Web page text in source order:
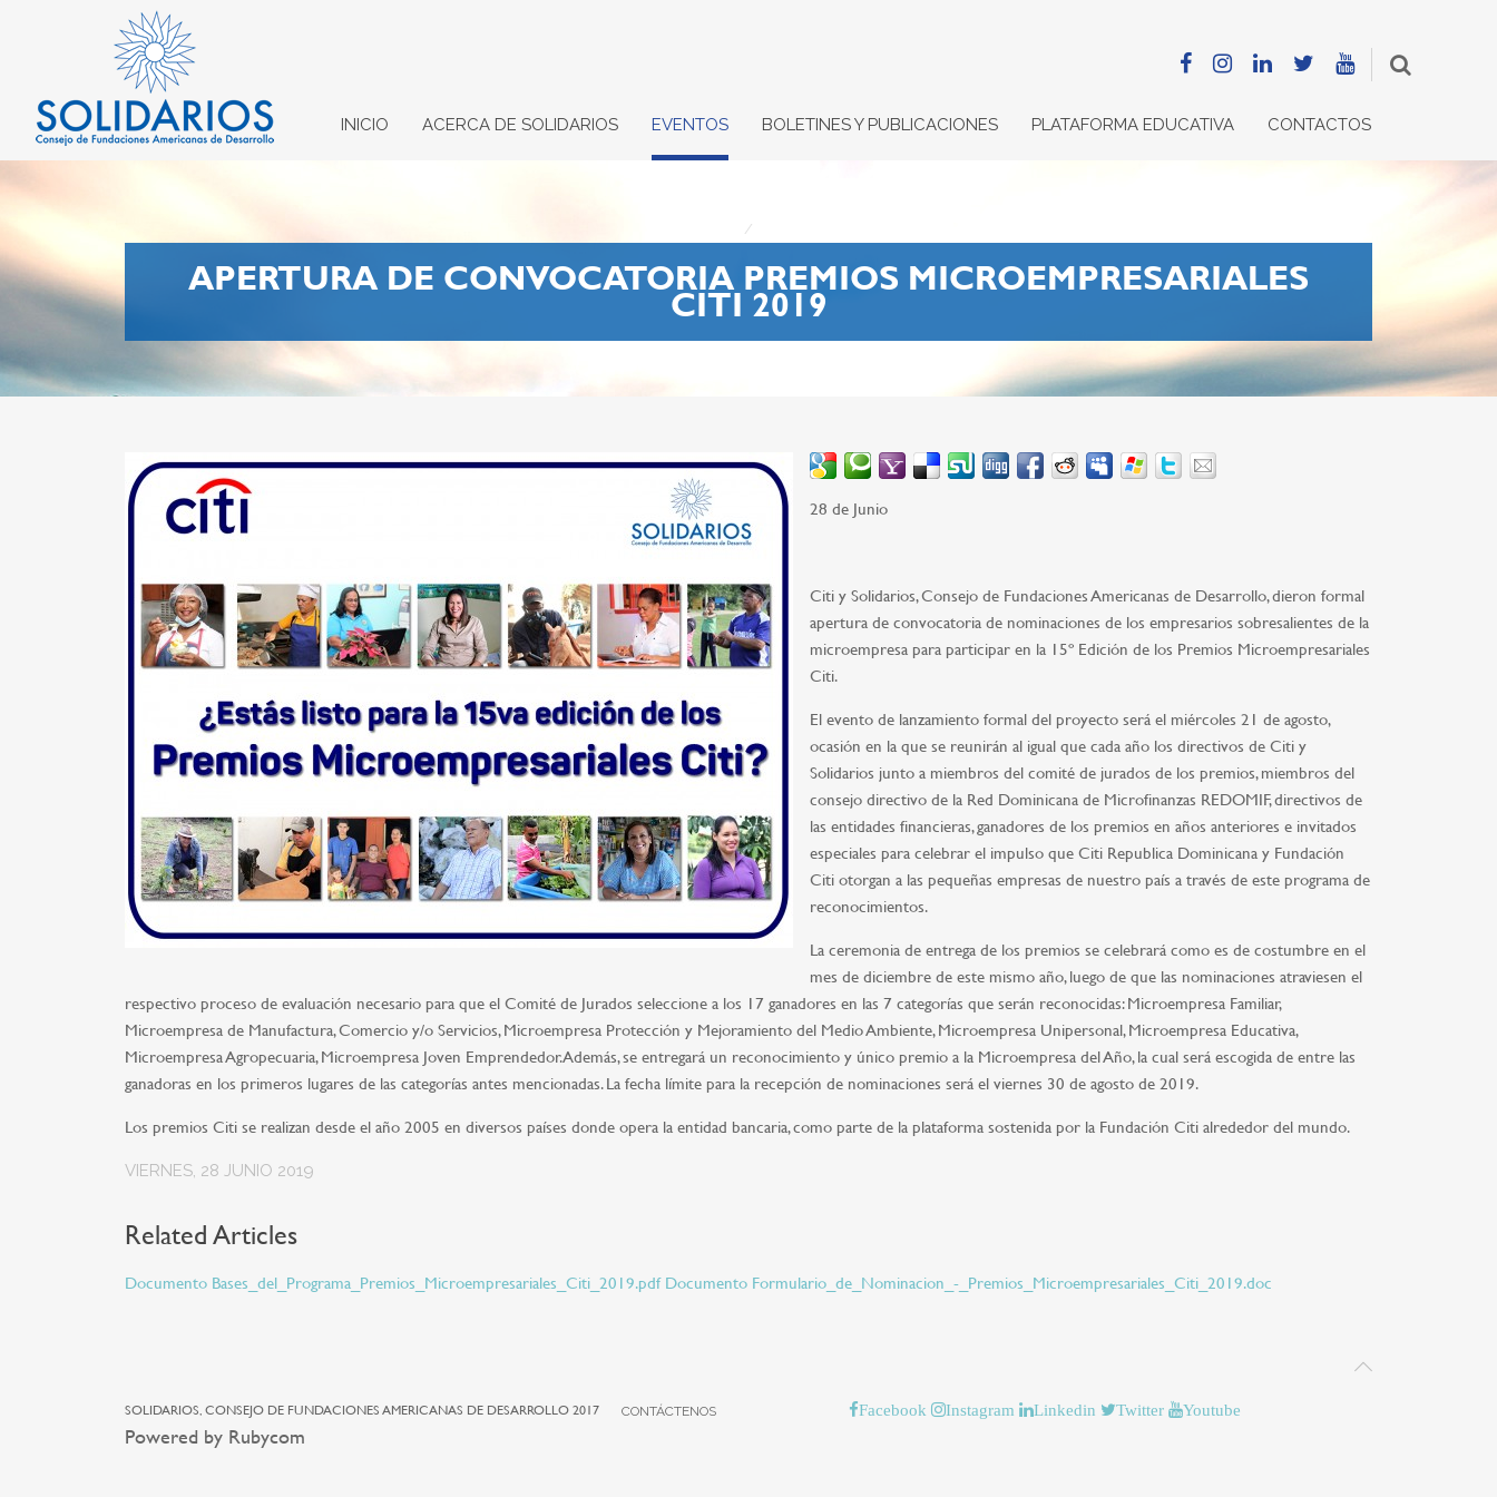
INICIO ACERCA DE SOLIDARIOS EVENTOS BOLETINES Y PUBLICACIONES PLATAFORMA EDUCATIVA CONTACTOS
APERTURA DE CONVOCATORIA PREMIOS MICROEMPRESARIALES
CITI 2019
28 de Junio
Citi y Solidarios, Consejo de Fundaciones Americanas de Desarrollo, dieron formal
apertura de convocatoria de nominaciones de los empresarios sobresalientes de la
microempresa para participar en la 15º Edición de los Premios Microempresariales
Citi.
El evento de lanzamiento formal del proyecto será el miércoles 21 de agosto,
ocasión en la que se reunirán al igual que cada año los directivos de Citi y
Solidarios junto a miembros del comité de jurados de los premios, miembros del
consejo directivo de la Red Dominicana de Microfinanzas REDOMIF, directivos de
las entidades financieras, ganadores de los premios en años anteriores e invitados
especiales para celebrar el impulso que Citi Republica Dominicana y Fundación
Citi otorgan a las pequeñas empresas de nuestro país a través de este programa de
reconocimientos.
La ceremonia de entrega de los premios se celebrará como es de costumbre en el
mes de diciembre de este mismo año, luego de que las nominaciones atraviesen el
respectivo proceso de evaluación necesario para que el Comité de Jurados seleccione a los 17 ganadores en las 7 categorías que serán reconocidas: Microempresa Familiar,
Microempresa de Manufactura, Comercio y/o Servicios, Microempresa Protección y Mejoramiento del Medio Ambiente, Microempresa Unipersonal, Microempresa Educativa,
Microempresa Agropecuaria, Microempresa Joven Emprendedor. Además, se entregará un reconocimiento y único premio a la Microempresa del Año, la cual será escogida de entre las
ganadoras en los primeros lugares de las categorías antes mencionadas. La fecha límite para la recepción de nominaciones será el viernes 30 de agosto de 2019.
Los premios Citi se realizan desde el año 2005 en diversos países donde opera la entidad bancaria, como parte de la plataforma sostenida por la Fundación Citi alrededor del mundo.
VIERNES, 28 JUNIO 2019
Related Articles
Documento Bases_del_Programa_Premios_Microempresariales_Citi_2019.pdf Documento Formulario_de_Nominacion_-_Premios_Microempresariales_Citi_2019.doc
SOLIDARIOS, CONSEJO DE FUNDACIONES AMERICANAS DE DESARROLLO 2017
Powered by Rubycom
CONTÁCTENOS Facebook Instagram Linkedin Twitter Youtube